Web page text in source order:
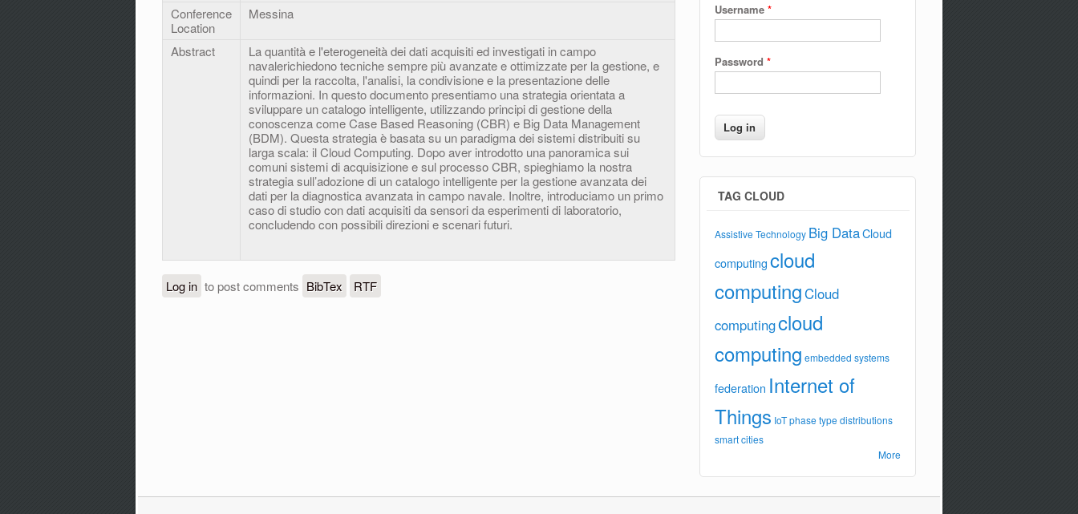
Conference
Location
Messina
Abstract
La quantità e l'eterogeneità dei dati acquisiti ed investigati in campo
navalerichiedono tecniche sempre più avanzate e ottimizzate per la gestione, e
quindi per la raccolta, l'analisi, la condivisione e la presentazione delle
informazioni. In questo documento presentiamo una strategia orientata a
sviluppare un catalogo intelligente, utilizzando principi di gestione della
conoscenza come Case Based Reasoning (CBR) e Big Data Management
(BDM). Questa strategia è basata su un paradigma dei sistemi distribuiti su
larga scala: il Cloud Computing. Dopo aver introdotto una panoramica sui
comuni sistemi di acquisizione e sul processo CBR, spieghiamo la nostra
strategia sull’adozione di un catalogo intelligente per la gestione avanzata dei
dati per la diagnostica avanzata in campo navale. Inoltre, introduciamo un primo
caso di studio con dati acquisiti da sensori da esperimenti di laboratorio,
concludendo con possibili direzioni e scenari futuri.
Log in to post comments BibTex RTF
Username *
Password *
TAG CLOUD
Assistive Technology Big DataCloud
computingcloud
computingCloud
computingcloud
computing embedded systems
federation Internet of
Things IoTphase type distributions
smart cities
More